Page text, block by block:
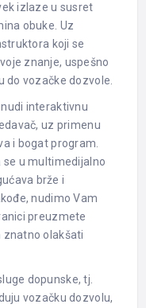
izlaze u susret
obuke. Uz
koji se
znanje, uspešno
do vozačke dozvole.
interaktivnu
uz primenu
i bogat program.
se u multimedijalno
brže i
nudimo Vam
preuzmete
znatno olakšati
dopunske, tj.
vozačku dozvolu,